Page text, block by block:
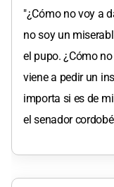
"¿Cómo no voy a
no soy un
el pupo. ¿Cómo
viene a pedir un
importa si es de
el senador